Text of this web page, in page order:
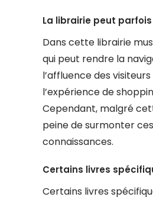
La librairie peut
Dans cette librairie
qui peut rendre la
l’affluence des
l’expérience de
Cependant, malgré
peine de surmonter
connaissances.
Certains livres
Certains livres